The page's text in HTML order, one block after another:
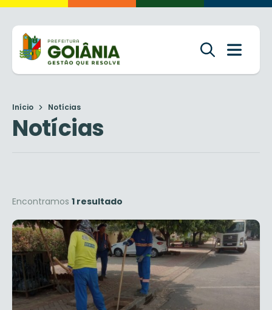
Início Notícias
Notícias
Encontramos 1 resultado